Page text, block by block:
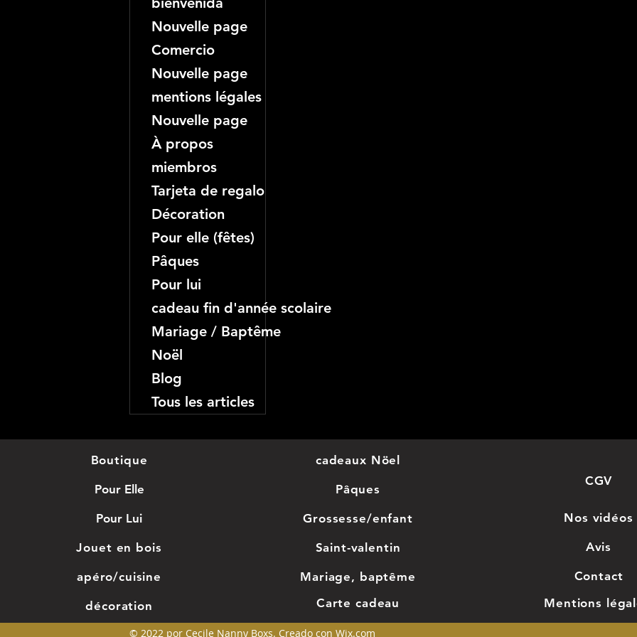
Nouvelle page
Comercio
Nouvelle page
mentions légales
Nouvelle page
À propos
miembros
Tarjeta de regalo
Décoration
Pour elle (fêtes)
Pâques
Pour lui
cadeau fin d'année scolaire
Mariage / Baptême
Noël
Blog
Tous les articles
Boutique
Pour Elle
Pour Lui
Jouet en bois
apéro/cuisine
décoration
cadeaux Nöel
Pâques
Grossesse/enfant
Saint-valentin
Mariage, baptême
Carte cadeau
CGV
Nos vidéos
Avis
Contact
Mentions
© 2022 por Cecile Nanny Boxs. Creado con Wix.com